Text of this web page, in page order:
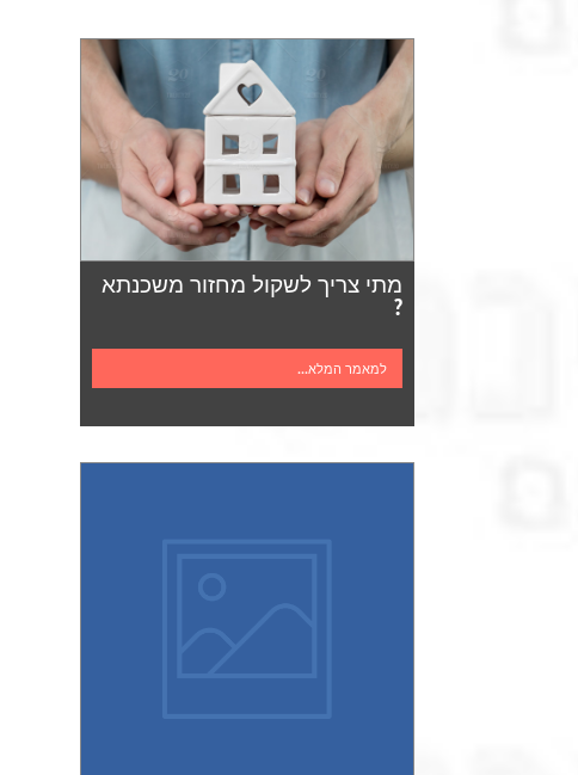
מתי צריך לשקול מחזור משכנתא
?
למאמר המלא...